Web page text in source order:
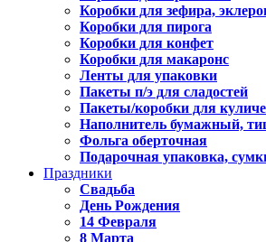
Коробки для зефира,
Коробки для пирога
Коробки для конфет
Коробки для макаронс
Ленты для упаковки
Пакеты п/э для сладостей
Пакеты/коробки для
Наполнитель бумажный,
Фольга оберточная
Подарочная упаковка,
Праздники
Свадьба
День Рождения
14 Февраля
8 Марта